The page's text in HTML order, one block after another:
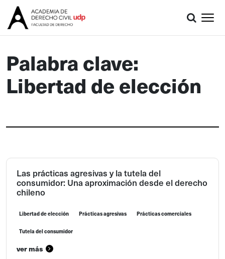
Palabra clave:
Libertad de elección
Las prácticas agresivas y la tutela del
consumidor: Una aproximación desde el derecho
chileno
Libertad de elección Prácticas agresivas Prácticas comerciales
Tutela del consumidor
ver más